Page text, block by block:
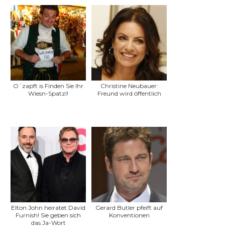
O´zapft is Finden Sie Ihr
Wiesn-Spatzl!
Christine Neubauer:
Freund wird öffentlich
Elton John heiratet David
Furnish! Sie geben sich
das Ja-Wort
Gerard Butler pfeift auf
Konventionen